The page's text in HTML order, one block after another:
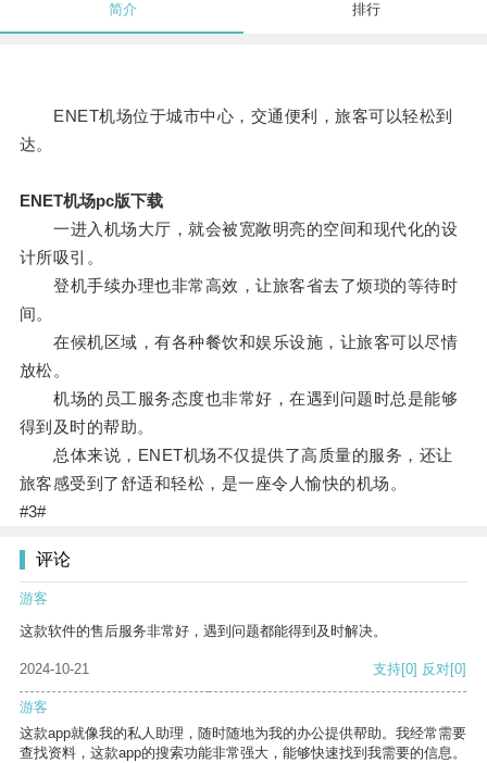
简介 排行
ENET机场位于城市中心，交通便利，旅客可以轻松到
达。
ENET机场pc版下载
一进入机场大厅，就会被宽敞明亮的空间和现代化的设
计所吸引。
登机手续办理也非常高效，让旅客省去了烦琐的等待时
间。
在候机区域，有各种餐饮和娱乐设施，让旅客可以尽情
放松。
机场的员工服务态度也非常好，在遇到问题时总是能够
得到及时的帮助。
总体来说，ENET机场不仅提供了高质量的服务，还让
旅客感受到了舒适和轻松，是一座令人愉快的机场。
#3#
评论
游客
这款软件的售后服务非常好，遇到问题都能得到及时解决。
2024-10-21 支持[0] 反对[0]
游客
这款app就像我的私人助理，随时随地为我的办公提供帮助。我经常需要
查找资料，这款app的搜索功能非常强大，能够快速找到我需要的信息。